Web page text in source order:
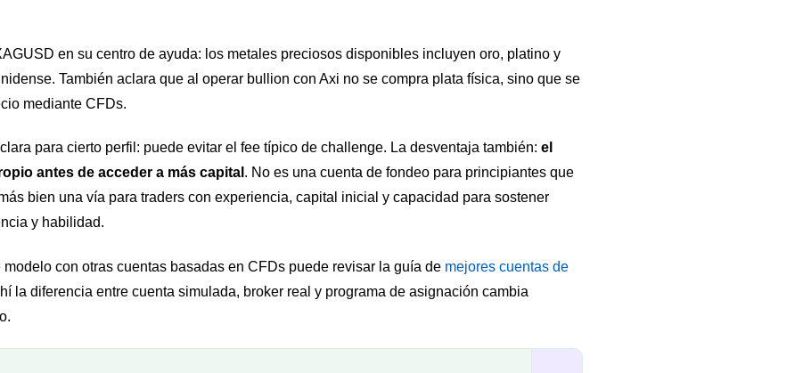
en su centro de ayuda: los metales preciosos disponibles incluyen oro, platino y
También aclara que al operar bullion con Axi no se compra plata física, sino que se
mediante CFDs.
para cierto perfil: puede evitar el fee típico de challenge. La desventaja también: el
antes de acceder a más capital . No es una cuenta de fondeo para principiantes que
bien una vía para traders con experiencia, capital inicial y capacidad para sostener
y habilidad.
con otras cuentas basadas en CFDs puede revisar la guía de mejores cuentas de
la diferencia entre cuenta simulada, broker real y programa de asignación cambia